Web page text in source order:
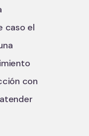
caso el
con